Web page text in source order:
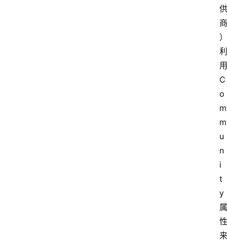
供
商
）
利
用
C
o
m
m
u
n
i
t
y
属
性
来